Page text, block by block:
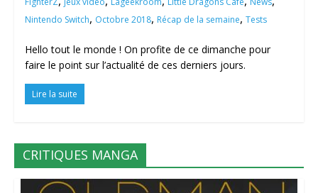
Nintendo Switch, Octobre 2018, Récap de la semaine, Tests
Hello tout le monde ! On profite de ce dimanche pour
faire le point sur l’actualité de ces derniers jours.
Lire la suite
CRITIQUES MANGA